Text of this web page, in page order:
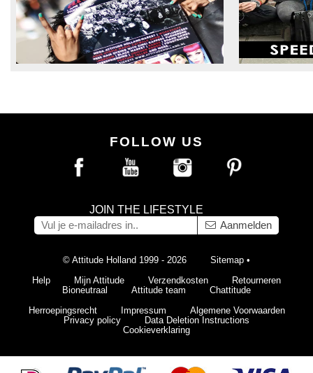
FOLLOW US
JOIN THE LIFESTYLE
Aanmelden
© Attitude Holland 1999 - 2026 Sitemap •
Help
Mijn Attitude Verzendkosten
Retourneren
Bioneutraal
Attitude team
Chattitude
Herroepingsrecht
Impressum
Algemene Voorwaarden
Privacy policy
Data Deletion Instructions
Cookieverklaring